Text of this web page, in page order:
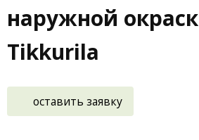
наружной
Tikkurila
оставить заявку